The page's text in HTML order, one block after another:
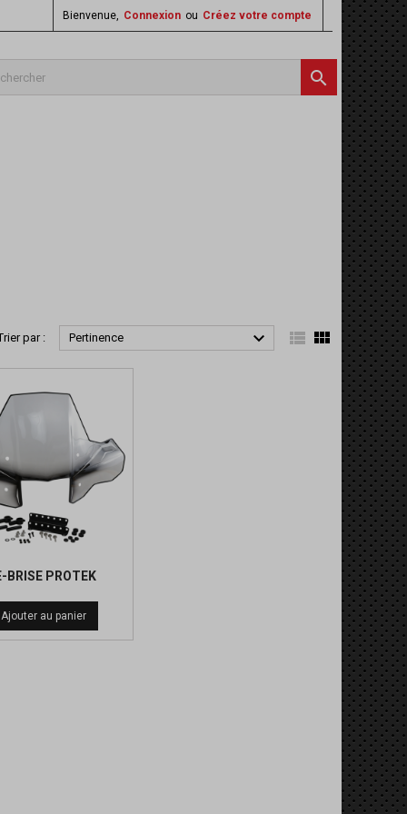
Bienvenue, Connexion ou Créez votre compte

par : Pertinence   
BRISE PROTEK
de
Ajouter au panier